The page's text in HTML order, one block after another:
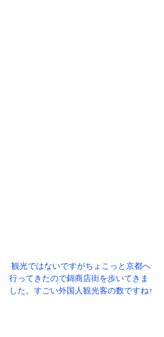
行ってきたので錦商店街を歩いてきま
した。すごい外国人観光客の数ですね↑